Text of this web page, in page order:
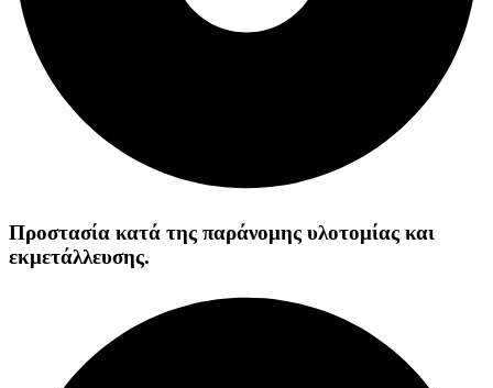
Προστασία κατά της παράνομης υλοτομίας και
εκμετάλλευσης.